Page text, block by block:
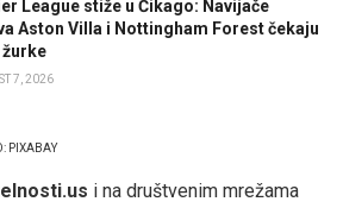
League stiže u Čikago: Navijače
Aston Villa i Nottingham Forest čekaju
7, 2026
PIXABAY
i na društvenim mrežama